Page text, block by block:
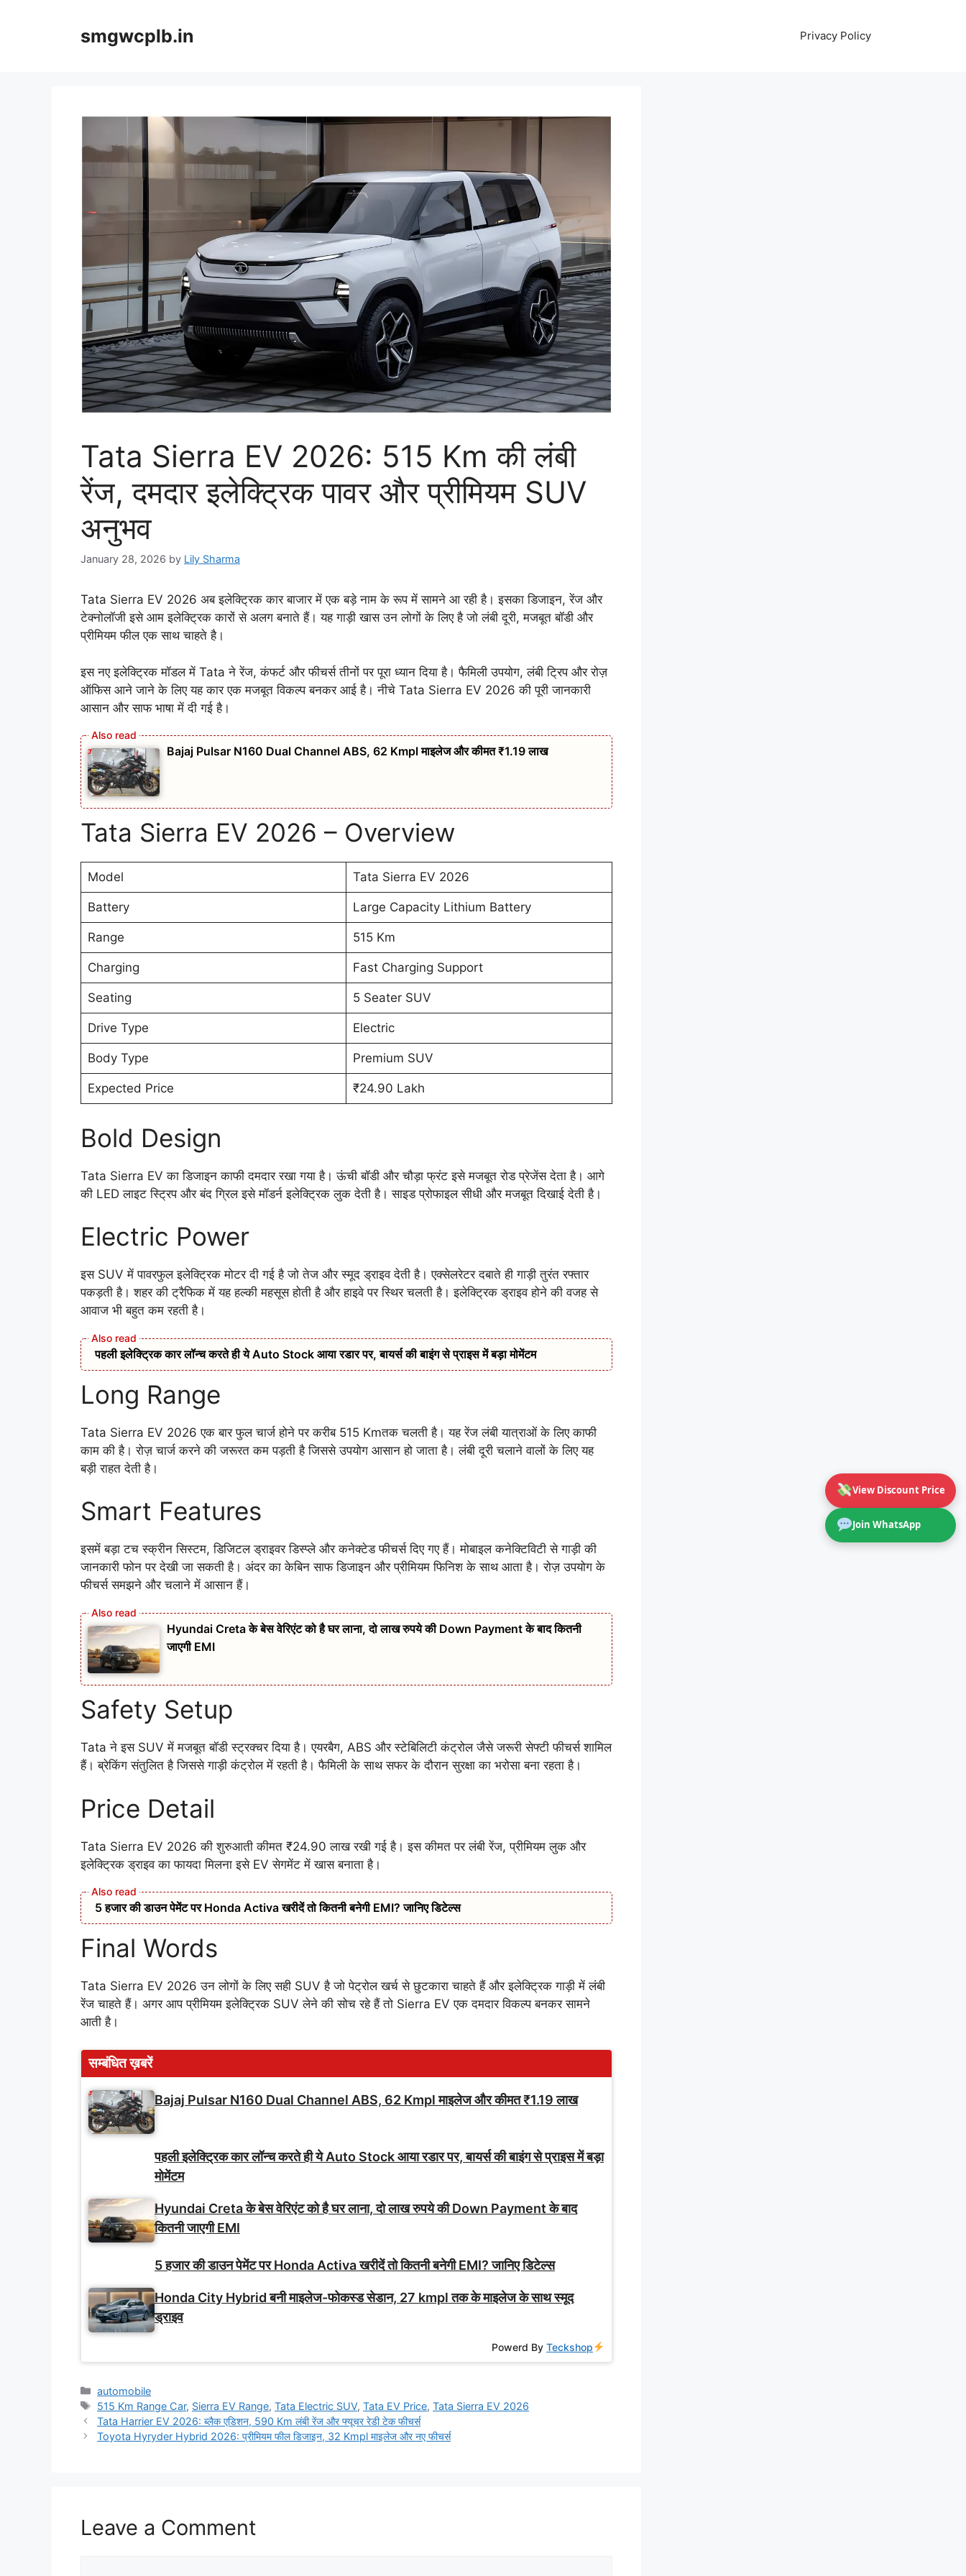
View Discount Price
Join WhatsApp
smgwcplb.in Privacy Policy
Tata Sierra EV 2026: 515 Km की लंबी
रेंज, दमदार इलेक्ट्रिक पावर और प्रीमियम SUV
अनुभव
January 28, 2026 by Lily Sharma
Tata Sierra EV 2026 अब इलेक्ट्रिक कार बाजार में एक बड़े नाम के रूप में सामने आ रही है। इसका डिजाइन, रेंज और
टेक्नोलॉजी इसे आम इलेक्ट्रिक कारों से अलग बनाते हैं। यह गाड़ी खास उन लोगों के लिए है जो लंबी दूरी, मजबूत बॉडी और
प्रीमियम फील एक साथ चाहते है।
इस नए इलेक्ट्रिक मॉडल में Tata ने रेंज, कंफर्ट और फीचर्स तीनों पर पूरा ध्यान दिया है। फैमिली उपयोग, लंबी ट्रिप और रोज़
ऑफिस आने जाने के लिए यह कार एक मजबूत विकल्प बनकर आई है। नीचे Tata Sierra EV 2026 की पूरी जानकारी
आसान और साफ भाषा में दी गई है।
Bajaj Pulsar N160 Dual Channel ABS, 62 Kmpl माइलेज और कीमत ₹1.19 लाख
Tata Sierra EV 2026 – Overview
Model Tata Sierra EV 2026
Battery Large Capacity Lithium Battery
Range 515 Km
Charging Fast Charging Support
Seating 5 Seater SUV
Drive Type Electric
Body Type Premium SUV
Expected Price ₹24.90 Lakh
Bold Design
Tata Sierra EV का डिजाइन काफी दमदार रखा गया है। ऊंची बॉडी और चौड़ा फ्रंट इसे मजबूत रोड प्रेजेंस देता है। आगे
की LED लाइट स्ट्रिप और बंद ग्रिल इसे मॉडर्न इलेक्ट्रिक लुक देती है। साइड प्रोफाइल सीधी और मजबूत दिखाई देती है।
Electric Power
इस SUV में पावरफुल इलेक्ट्रिक मोटर दी गई है जो तेज और स्मूद ड्राइव देती है। एक्सेलरेटर दबाते ही गाड़ी तुरंत रफ्तार
पकड़ती है। शहर की ट्रैफिक में यह हल्की महसूस होती है और हाइवे पर स्थिर चलती है। इलेक्ट्रिक ड्राइव होने की वजह से
आवाज भी बहुत कम रहती है।
पहली इलेक्ट्रिक कार लॉन्च करते ही ये Auto Stock आया रडार पर, बायर्स की बाइंग से प्राइस में बड़ा मोमेंटम
Long Range
Tata Sierra EV 2026 एक बार फुल चार्ज होने पर करीब 515 Kmतक चलती है। यह रेंज लंबी यात्राओं के लिए काफी
काम की है। रोज़ चार्ज करने की जरूरत कम पड़ती है जिससे उपयोग आसान हो जाता है। लंबी दूरी चलाने वालों के लिए यह
बड़ी राहत देती है।
Smart Features
इसमें बड़ा टच स्क्रीन सिस्टम, डिजिटल ड्राइवर डिस्प्ले और कनेक्टेड फीचर्स दिए गए हैं। मोबाइल कनेक्टिविटी से गाड़ी की
जानकारी फोन पर देखी जा सकती है। अंदर का केबिन साफ डिजाइन और प्रीमियम फिनिश के साथ आता है। रोज़ उपयोग के
फीचर्स समझने और चलाने में आसान हैं।
Hyundai Creta के बेस वेरिएंट को है घर लाना, दो लाख रुपये की Down Payment के बाद कितनी
जाएगी EMI
Safety Setup
Tata ने इस SUV में मजबूत बॉडी स्ट्रक्चर दिया है। एयरबैग, ABS और स्टेबिलिटी कंट्रोल जैसे जरूरी सेफ्टी फीचर्स शामिल
हैं। ब्रेकिंग संतुलित है जिससे गाड़ी कंट्रोल में रहती है। फैमिली के साथ सफर के दौरान सुरक्षा का भरोसा बना रहता है।
Price Detail
Tata Sierra EV 2026 की शुरुआती कीमत ₹24.90 लाख रखी गई है। इस कीमत पर लंबी रेंज, प्रीमियम लुक और
इलेक्ट्रिक ड्राइव का फायदा मिलना इसे EV सेगमेंट में खास बनाता है।
5 हजार की डाउन पेमेंट पर Honda Activa खरीदें तो कितनी बनेगी EMI? जानिए डिटेल्स
Final Words
Tata Sierra EV 2026 उन लोगों के लिए सही SUV है जो पेट्रोल खर्च से छुटकारा चाहते हैं और इलेक्ट्रिक गाड़ी में लंबी
रेंज चाहते हैं। अगर आप प्रीमियम इलेक्ट्रिक SUV लेने की सोच रहे हैं तो Sierra EV एक दमदार विकल्प बनकर सामने
आती है।
सम्बंधित ख़बरें
Bajaj Pulsar N160 Dual Channel ABS, 62 Kmpl माइलेज और कीमत ₹1.19 लाख
पहली इलेक्ट्रिक कार लॉन्च करते ही ये Auto Stock आया रडार पर, बायर्स की बाइंग से प्राइस में बड़ा
मोमेंटम
Hyundai Creta के बेस वेरिएंट को है घर लाना, दो लाख रुपये की Down Payment के बाद
कितनी जाएगी EMI
5 हजार की डाउन पेमेंट पर Honda Activa खरीदें तो कितनी बनेगी EMI? जानिए डिटेल्स
Honda City Hybrid बनी माइलेज-फोकस्ड सेडान, 27 kmpl तक के माइलेज के साथ स्मूद
ड्राइव
Powerd ByTeckshop
Categories
automobile
Tags
515 Km Range Car, Sierra EV Range,Tata Electric SUV,Tata EV Price,Tata Sierra EV 2026
Tata Harrier EV 2026: ब्लैक एडिशन, 590 Km लंबी रेंज और फ्यूचर रेडी टेक फीचर्स
Toyota Hyryder Hybrid 2026: प्रीमियम फील डिजाइन, 32 Kmpl माइलेज और नए फीचर्स
Leave a Comment